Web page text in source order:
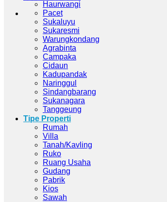
Haurwangi
Pacet
Sukaluyu
Sukaresmi
Warungkondang
Agrabinta
Campaka
Cidaun
Kadupandak
Naringgul
Sindangbarang
Sukanagara
Tanggeung
Tipe Properti
Rumah
Villa
Tanah/Kavling
Ruko
Ruang Usaha
Gudang
Pabrik
Kios
Sawah